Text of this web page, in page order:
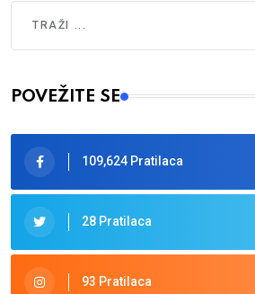
Type 2 or more characters for results.
POVEŽITE SE
109,624 Pratilaca
28 Pratilaca
93 Pratilaca